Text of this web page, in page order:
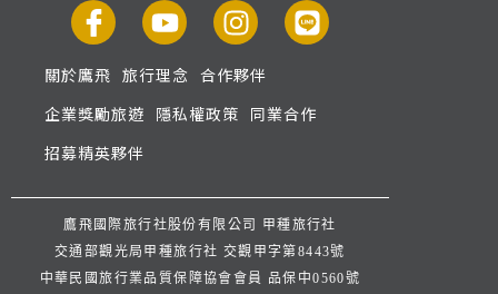
關於鷹飛 旅行理念 合作夥伴
企業獎勵旅遊 隱私權政策 同業合作
招募精英夥伴
鷹飛國際旅行社股份有限公司 甲種旅行社
交通部觀光局甲種旅行社 交觀甲字第8443號
中華民國旅行業品質保障協會會員 品保中0560號